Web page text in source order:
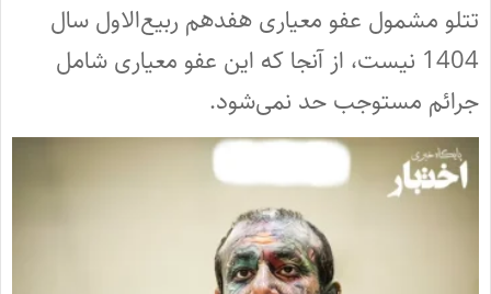
تتلو مشمول عفو معیاری هفدهم ربیع‌الاول سال
1404 نیست، از آنجا که این عفو معیاری شامل
جرائم مستوجب حد نمی‌شود.